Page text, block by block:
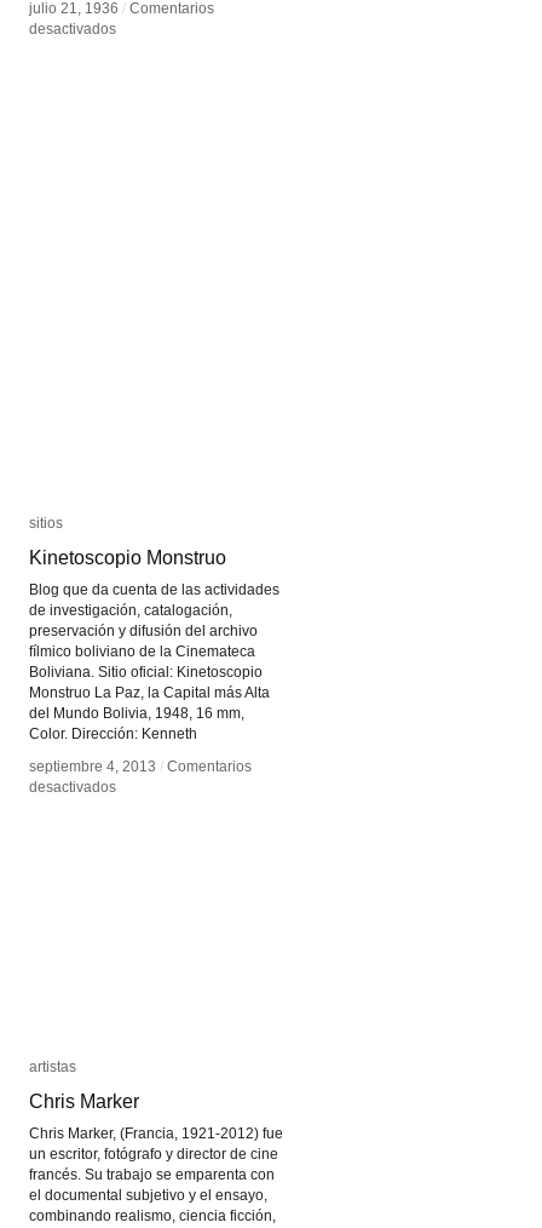
julio 21, 1936 / Comentarios
desactivadosen
julio 21, 1936 / Comentarios
desactivadosen
sitios
Kinetoscopio Monstruo
Blog que da cuenta de las actividades
de investigación, catalogación,
preservación y difusión del archivo
fílmico boliviano de la Cinemateca
Boliviana. Sitio oficial: Kinetoscopio
Monstruo La Paz, la Capital más Alta
del Mundo Bolivia, 1948, 16 mm,
Color. Dirección: Kenneth
septiembre 4, 2013 / Comentarios
desactivadosen
sitios
Kinetoscopio Monstruo
septiembre 4, 2013 / Comentarios
desactivadosen
artistas
Chris Marker
Chris Marker, (Francia, 1921-2012) fue
un escritor, fotógrafo y director de cine
francés. Su trabajo se emparenta con
el documental subjetivo y el ensayo,
combinando realismo, ciencia ficción,
artistas
Chris Marker